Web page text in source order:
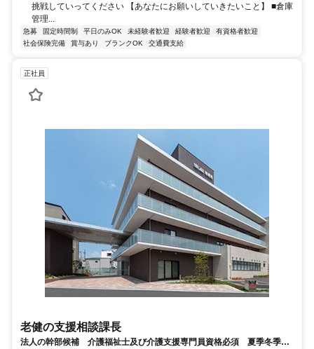
挑戦していってください 【あなたにお願いしていきたいこと】 ■倉庫
管理...
急募 固定時間制 平日のみOK 未経験者歓迎 経験者歓迎
有資格者歓迎
社会保険完備
賞与あり ブランクOK 交通費支給
正社員
老健の支援相談課長
法人の幹部候補 介護福祉士及び介護支援専門員資格必須 夏季冬季休